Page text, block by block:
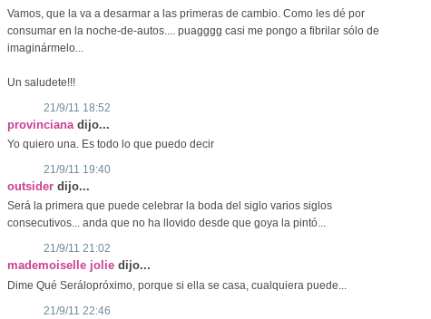
Vamos, que la va a desarmar a las primeras de cambio. Como les dé por
consumar en la noche-de-autos.... puagggg casi me pongo a fibrilar sólo de
imaginármelo...
Un saludete!!!
21/9/11 18:52
provinciana dijo...
Yo quiero una. Es todo lo que puedo decir
21/9/11 19:40
outsider dijo...
Será la primera que puede celebrar la boda del siglo varios siglos
consecutivos... anda que no ha llovido desde que goya la pintó...
21/9/11 21:02
mademoiselle jolie dijo...
Dime Qué Serálopróximo, porque si ella se casa, cualquiera puede...
21/9/11 22:46